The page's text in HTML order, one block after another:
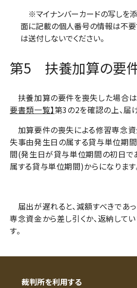
※マイナンバーカードの写しを
面に記載の個人番号の情報は不要
は送付しないでください。
第5 扶養加算の要
扶養加算の要件を喪失した場合は
要書類一覧】第3の2を確認の上、届
加算要件の喪失による修習専念資
失事由発生日の属する貸与単位期
間(発生日が貸与単位期間の初日で
属する貸与単位期間)からになります
届出が遅れると、減額すべきであ
専念資金から差し引くか、返納して
す。
裁判所を利用する